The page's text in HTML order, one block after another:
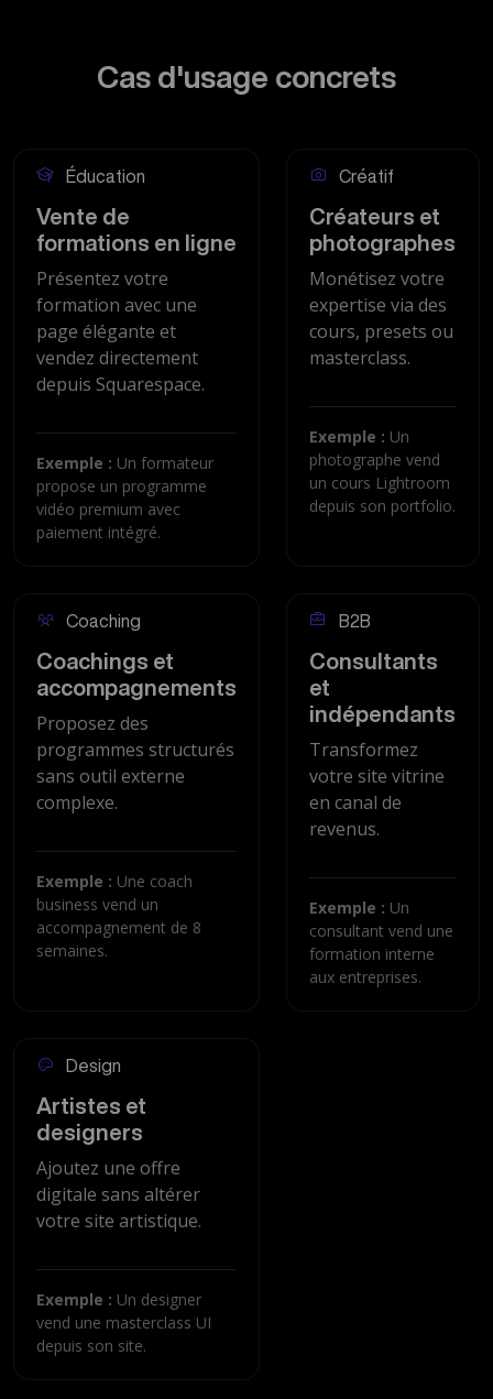
Cas d'usage concrets
Éducation
Vente de
formations en ligne
Présentez votre
formation avec une
page élégante et
vendez directement
depuis Squarespace.
Exemple : Un formateur
propose un programme
vidéo premium avec
paiement intégré.
Créatif
Créateurs et
photographes
Monétisez votre
expertise via des
cours, presets ou
masterclass.
Exemple : Un
photographe vend
un cours Lightroom
depuis son portfolio.
Coaching
Coachings et
accompagnements
Proposez des
programmes structurés
sans outil externe
complexe.
Exemple : Une coach
business vend un
accompagnement de 8
semaines.
B2B
Consultants
et
indépendants
Transformez
votre site vitrine
en canal de
revenus.
Exemple : Un
consultant vend une
formation interne
aux entreprises.
Design
Artistes et
designers
Ajoutez une offre
digitale sans altérer
votre site artistique.
Exemple : Un designer
vend une masterclass UI
depuis son site.